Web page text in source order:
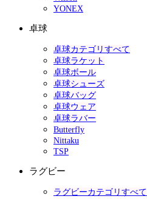
YONEX
卓球
卓球カテゴリすべて
卓球ラケット
卓球ボール
卓球シューズ
卓球バッグ
卓球ウェア
卓球ラバー
Butterfly
Nittaku
TSP
ラグビー
ラグビーカテゴリすべて